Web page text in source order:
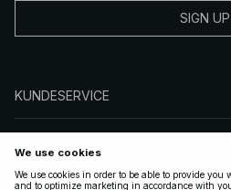
SIGN UP
KUNDESERVICE
FØLG OS